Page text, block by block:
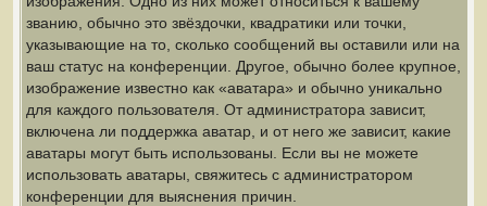
званию, обычно это звёздочки, квадратики или точки,
указывающие на то, сколько сообщений вы оставили или на
ваш статус на конференции. Другое, обычно более крупное,
изображение известно как «аватара» и обычно уникально
для каждого пользователя. От администратора зависит,
включена ли поддержка аватар, и от него же зависит, какие
аватары могут быть использованы. Если вы не можете
использовать аватары, свяжитесь с администратором
конференции для выяснения причин.